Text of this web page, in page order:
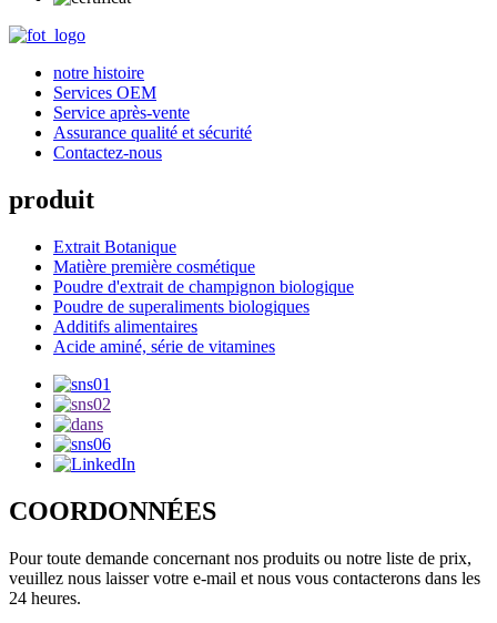
notre histoire
Services OEM
Service après-vente
Assurance qualité et sécurité
Contactez-nous
produit
Extrait Botanique
Matière première cosmétique
Poudre d'extrait de champignon biologique
Poudre de superaliments biologiques
Additifs alimentaires
Acide aminé, série de vitamines
COORDONNÉES
Pour toute demande concernant nos produits ou notre liste de prix,
veuillez nous laisser votre e-mail et nous vous contacterons dans les
24 heures.